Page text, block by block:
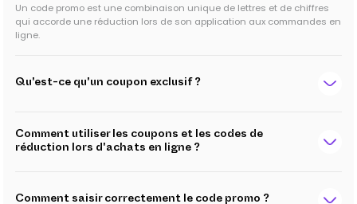
Un code promo est une combinaison unique de lettres et de chiffres
qui accorde une réduction lors de son application aux commandes en
ligne.
Qu'est-ce qu'un coupon exclusif ?
Comment utiliser les coupons et les codes de
réduction lors d'achats en ligne ?
Comment saisir correctement le code promo ?